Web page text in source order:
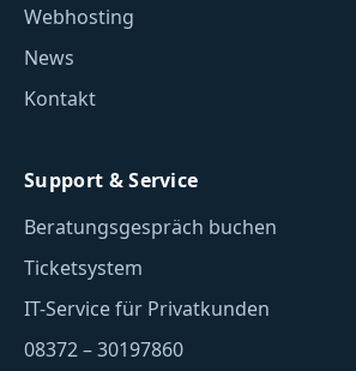
Webhosting
News
Kontakt
Support & Service
Beratungsgespräch buchen
Ticketsystem
IT-Service für Privatkunden
08372 – 30197860